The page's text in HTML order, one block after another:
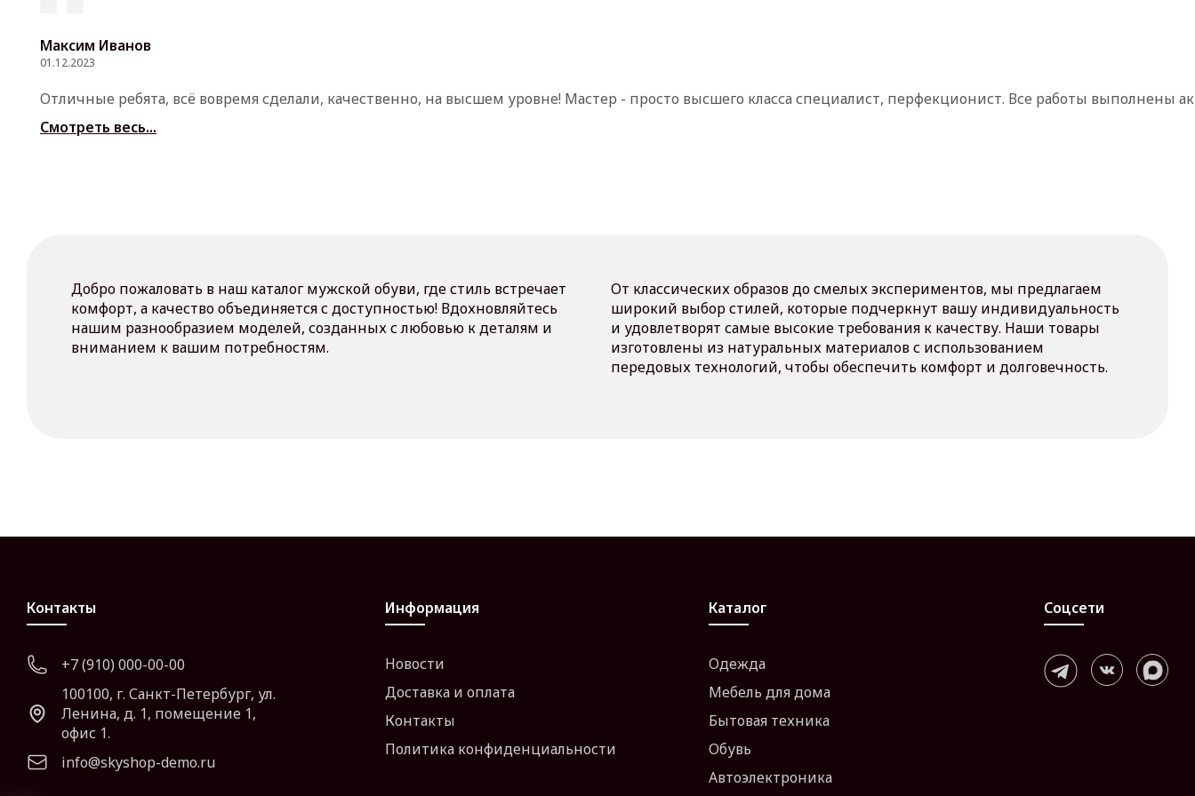
Максим Иванов
01.12.2023
Отличные ребята, всё вовремя сделали, качественно, на высшем уровне! Мастер - просто высшего класса специалист, перфекционист. Все работы
Смотреть весь...
Добро пожаловать в наш каталог мужской обуви, где стиль встречает
комфорт, а качество объединяется с доступностью! Вдохновляйтесь
нашим разнообразием моделей, созданных с любовью к деталям и
вниманием к вашим потребностям.
От классических образов до смелых экспериментов, мы предлагаем
широкий выбор стилей, которые подчеркнут вашу индивидуальность
и удовлетворят самые высокие требования к качеству. Наши товары
изготовлены из натуральных материалов с использованием
передовых технологий, чтобы обеспечить комфорт и долговечность.
Контакты
+7 (910) 000-00-00
100100, г. Санкт-Петербург, ул.
Ленина, д. 1, помещение 1,
офис 1.
info@skyshop-demo.ru
Информация
Новости
Доставка и оплата
Контакты
Политика конфиденциальности
Каталог
Одежда
Мебель для дома
Бытовая техника
Обувь
Автоэлектроника
Соцсети